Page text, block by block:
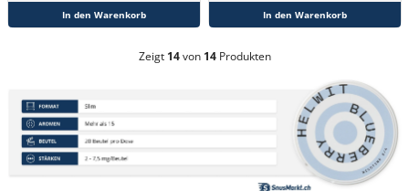
In den Warenkorb In den Warenkorb
Zeigt 14von 14 Produkten